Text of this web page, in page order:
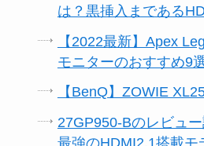
は？黒挿入まである
【2022最新】Apex
モニターのおすすめ9
【BenQ】ZOWIE
27GP950-Bのレビュ
最強のHDMI2.1搭載モ